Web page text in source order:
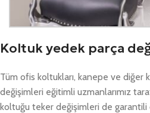
Koltuk yedek parça
Tüm ofis koltukları, kanepe ve diğer
değişimleri eğitimli uzmanlarımız
koltuğu teker değişimleri de garantili